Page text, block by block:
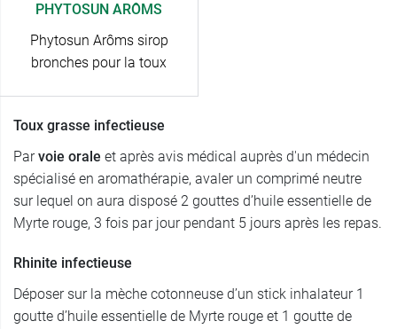
PHYTOSUN ARÔMS
Phytosun Arôms sirop
bronches pour la toux
Toux grasse infectieuse
Parvoie orale et après avis médical auprès d'un médecin
spécialisé en aromathérapie, avaler un comprimé neutre
sur lequel on aura disposé 2 gouttes d’huile essentielle de
Myrte rouge, 3 fois par jour pendant 5 jours après les repas.
Rhinite infectieuse
Déposer sur la mèche cotonneuse d’un stick inhalateur 1
goutte d’huile essentielle de Myrte rouge et 1 goutte de